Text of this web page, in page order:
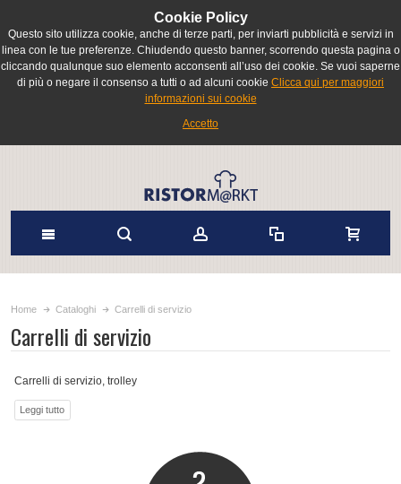
Cookie Policy
Questo sito utilizza cookie, anche di terze parti, per inviarti pubblicità e servizi in
linea con le tue preferenze. Chiudendo questo banner, scorrendo questa pagina o
cliccando qualunque suo elemento acconsenti all’uso dei cookie. Se vuoi saperne
di più o negare il consenso a tutti o ad alcuni cookie Clicca qui per maggiori
informazioni sui cookie
Accetto
Home Cataloghi Carrelli di servizio
Carrelli di servizio
Carrelli di servizio, trolley